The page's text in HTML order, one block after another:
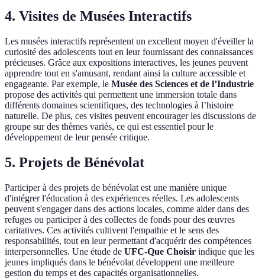
4. Visites de Musées Interactifs
Les musées interactifs représentent un excellent moyen d'éveiller la
curiosité des adolescents tout en leur fournissant des connaissances
précieuses. Grâce aux expositions interactives, les jeunes peuvent
apprendre tout en s'amusant, rendant ainsi la culture accessible et
engageante. Par exemple, le Musée des Sciences et de l’Industrie
propose des activités qui permettent une immersion totale dans
différents domaines scientifiques, des technologies à l’histoire
naturelle. De plus, ces visites peuvent encourager les discussions de
groupe sur des thèmes variés, ce qui est essentiel pour le
développement de leur pensée critique.
5. Projets de Bénévolat
Participer à des projets de bénévolat est une manière unique
d'intégrer l'éducation à des expériences réelles. Les adolescents
peuvent s'engager dans des actions locales, comme aider dans des
refuges ou participer à des collectes de fonds pour des œuvres
caritatives. Ces activités cultivent l'empathie et le sens des
responsabilités, tout en leur permettant d'acquérir des compétences
interpersonnelles. Une étude de UFC-Que Choisir indique que les
jeunes impliqués dans le bénévolat développent une meilleure
gestion du temps et des capacités organisationnelles.